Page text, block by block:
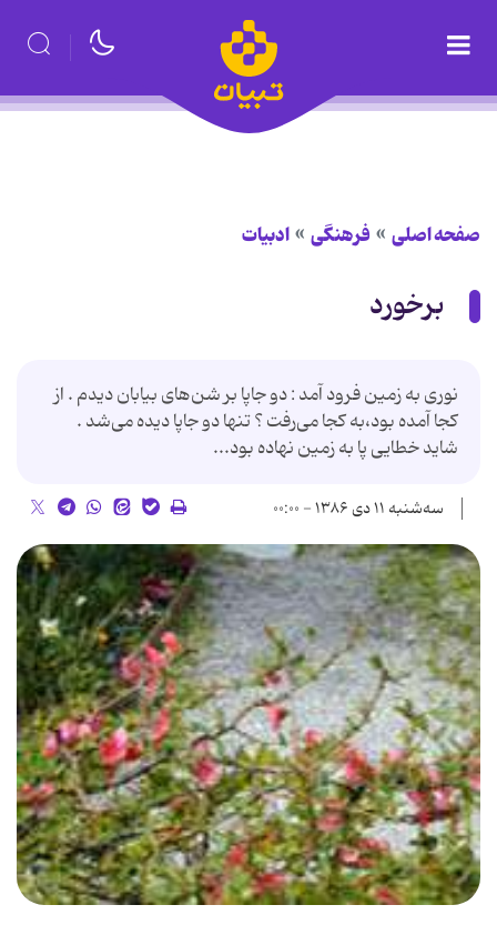
صفحه اصلی فرهنگی ادبیات
برخورد
نوری به زمین فرود آمد : دو جاپا بر شن‌های بیابان دیدم . از
کجا آمده بود،به کجا می‌رفت ؟ تنها دو جاپا دیده می‌شد .
شاید خطایی پا به زمین نهاده بود...
سه‌شنبه ۱۱ دی ۱۳۸۶ - ۰۰:۰۰